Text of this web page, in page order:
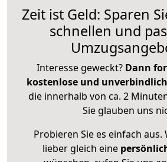
Zeit ist Geld: Sparen
schnellen und
Interesse geweckt? Dann
kostenlose und
die innerhalb von ca. 2
Sie glauben uns
Probieren Sie es einfach aus.
lieber gleich eine